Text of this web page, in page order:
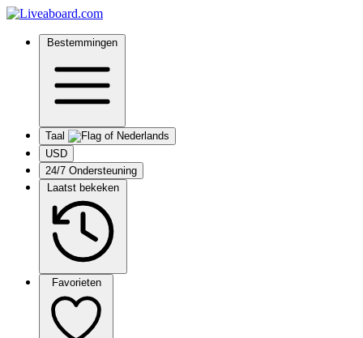
Bestemmingen
Taal
USD
24/7 Ondersteuning
Laatst bekeken
Favorieten